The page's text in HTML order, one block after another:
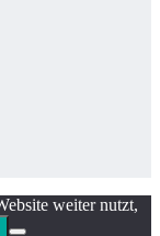
weiter nutzt,